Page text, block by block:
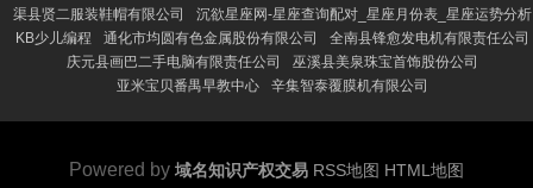
渠县贤二服装鞋帽有限公司
沉欲星座网-星座查询配对_星座月份表_星座运势分析
KB少儿编程
通化市均圆有色金属股份有限公司
全南县锋愈发电机有限责任公司
庆元县画巴二手电脑有限责任公司
巫溪县美泉珠宝首饰股份公司
亚米宝贝番禺早教中心
辛集智泰覆膜机有限公司
Powered by 域名知识产权交易 RSS地图 HTML地图